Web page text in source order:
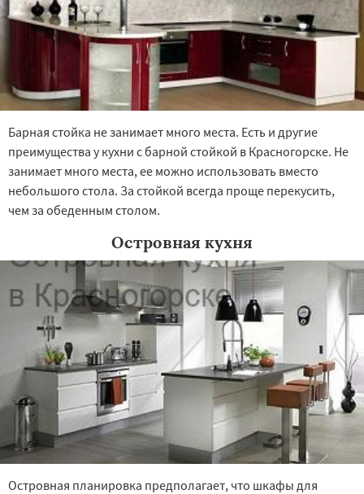
Барная стойка не занимает много места. Есть и другие
преимущества у кухни с барной стойкой в Красногорске. Не
занимает много места, ее можно использовать вместо
небольшого стола. За стойкой всегда проще перекусить,
чем за обеденным столом.
Островная кухня
Островная планировка предполагает, что шкафы для